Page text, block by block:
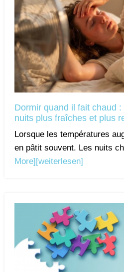
Dormir quand il fait chaud
nuits plus fraîches et plus
Lorsque les températures
en pâtit souvent. Les nuits
More] [weiterlesen]